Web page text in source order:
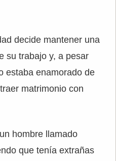
decide mantener una
su trabajo y, a pesar
estaba enamorado de
matrimonio con
hombre llamado
que tenía extrañas